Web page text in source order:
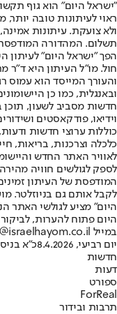
"ישראל היום" הוא גוף
ראוי לעיתונות טובה
ולא צועקת. עיתונות
הפך "ישראל היום" לעיתון
חול. מו"ל העיתון היא ד"ר
והעורך המייסד הוא עמוס
חדשות מסביב לשעון, תוכן
וידיאו, פודקאסטים
כוללות ערוצי חדשות
לאוויר האתר החדש
לספק לגולשים חוויה
המודפסת של העיתון
לקבל אותם גם בניוזלטר.
היום" מציע לגולשי האתר
היום פתוח להערות,
במייל hayom@israelhayom.co.il.
יום רביעי, 8.4.2026
כ"א
חדשות
דעות
ספורט
ForReal
תרבות ובידור